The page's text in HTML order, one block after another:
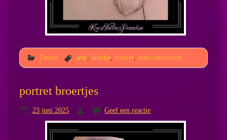
Tattoo arm hondje, portret, semi-realistisch
portret broertjes
23 juni 2025 Geef een reactie